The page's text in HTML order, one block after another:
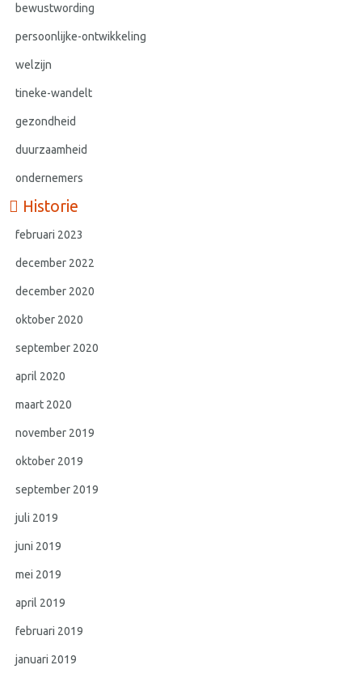
bewustwording
persoonlijke-ontwikkeling
welzijn
tineke-wandelt
gezondheid
duurzaamheid
ondernemers
Historie
februari 2023
december 2022
december 2020
oktober 2020
september 2020
april 2020
maart 2020
november 2019
oktober 2019
september 2019
juli 2019
juni 2019
mei 2019
april 2019
februari 2019
januari 2019